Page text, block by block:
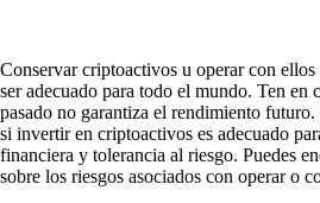
Conservar criptoactivos u operar con
ser adecuado para todo el mundo. Ten en
pasado no garantiza el rendimiento
si invertir en criptoactivos es adecuado
financiera y tolerancia al riesgo. Puedes
sobre los riesgos asociados con operar o